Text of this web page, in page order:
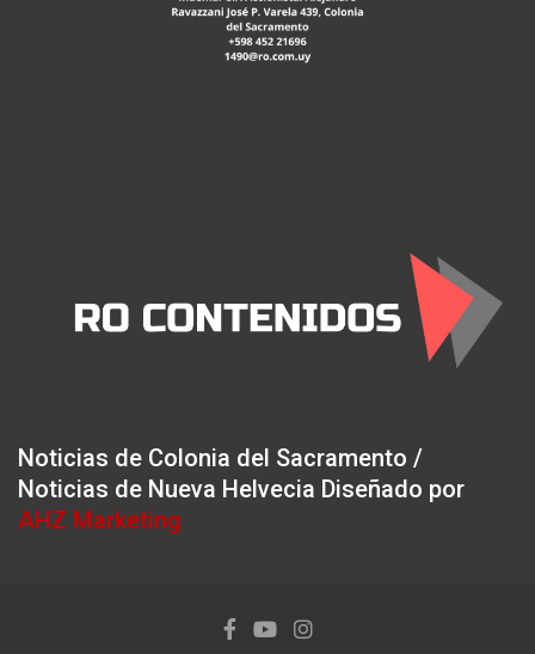
Noticias de Colonia del Sacramento /
Noticias de Nueva Helvecia Diseñado por
AHZ Marketing